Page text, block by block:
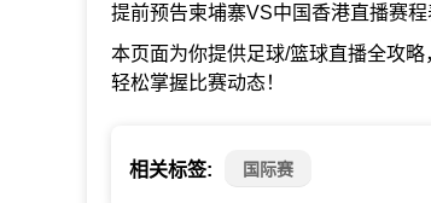
提前预告柬埔寨VS中国香港直播赛
本页面为你提供足球/篮球直播全攻
轻松掌握比赛动态！
相关标签: 国际赛